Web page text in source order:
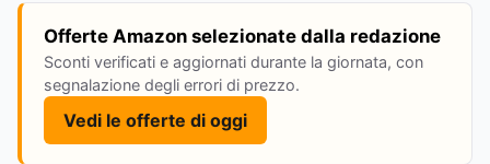
Offerte Amazon selezionate dalla redazione
Sconti verificati e aggiornati durante la giornata, con
segnalazione degli errori di prezzo.
Vedi le offerte di oggi